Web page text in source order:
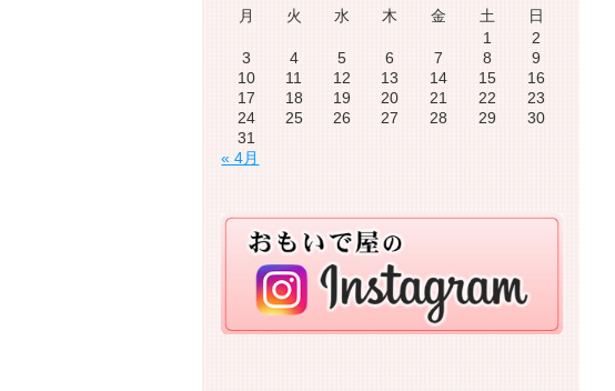
月
火 水 木 金 土
日
1
2
3
4 5 6 7 8
9
10
11 12 13 14 15
16
17
18 19 20 21 22
23
24
25 26 27 28 29
30
31
« 4月